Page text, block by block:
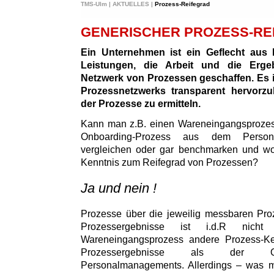
TMS-Ulm | AKTUELLES | Prozess-Reifegrad
GENERISCHER PROZESS-
Ein Unternehmen ist ein Geflecht aus
Leistungen, die Arbeit und die
Netzwerk von Prozessen geschaffen.
Prozessnetzwerks transparent
der Prozesse zu ermitteln.
Kann man z.B. einen
Onboarding-Prozess aus dem
vergleichen oder gar benchmarken und
Kenntnis zum Reifegrad von Prozessen?
Ja und nein !
Prozesse über die jeweilig messbaren
Prozessergebnisse ist i.d.R
Wareneingangsprozess andere Prozess-
Prozessergebnisse als der
Personalmanagements. Allerdings – was